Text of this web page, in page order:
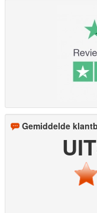
Gemiddelde